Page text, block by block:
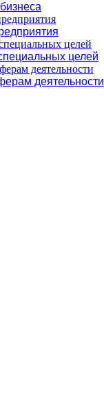
целей
деятельности
Абакан
Абдулино
Абинск
Азов
Аксай